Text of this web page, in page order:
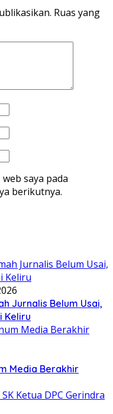
Ruas yang
saya pada
berikutnya.
Jurnalis Belum Usai,
Keliru
Media Berakhir